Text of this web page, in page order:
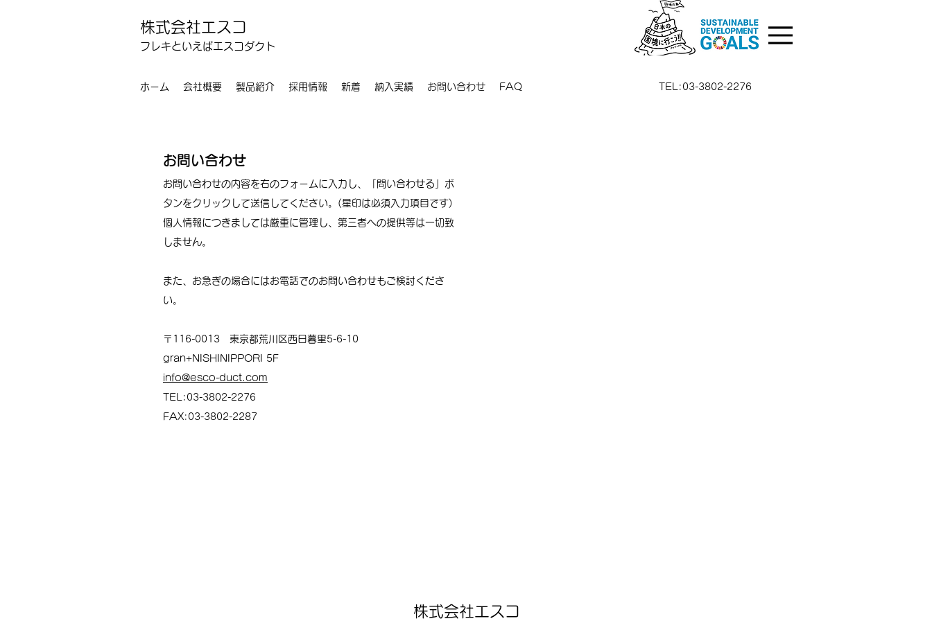
株式会社エスコ
フレキといえばエスコダクト
ホーム 会社概要 製品紹介 採用情報 新着 納入実績 お問い合わせ FAQ TEL:03-3802-2276
お問い合わせ
お問い合わせの内容を右のフォームに入力し、「問い合わせる」ボ
タンをクリックして送信してください。(星印は必須入力項目です)
個人情報につきましては厳重に管理し、第三者への提供等は一切致
しません。
また、お急ぎの場合にはお電話でのお問い合わせもご検討くださ
い。
〒116-0013 東京都荒川区西日暮里5-6-10
gran+NISHINIPPORI 5F
info@esco-duct.com
TEL:03-3802-2276
FAX:03-3802-2287
株式会社エスコ